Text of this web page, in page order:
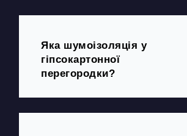
Яка шумоізоляція у
гіпсокартонної
перегородки?